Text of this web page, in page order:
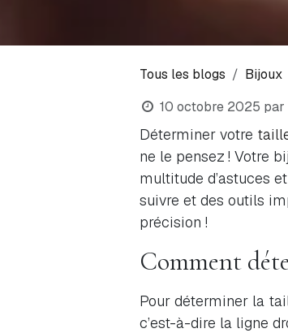
Tous les blogs Bijoux
10 octobre 2025 par
Déterminer votre
ne le pensez ! Votre
multitude d’astuces
suivre et des outils
précision !
Comment
Pour déterminer la
c’est-à-dire la ligne